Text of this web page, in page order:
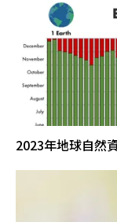
2023年地球自然